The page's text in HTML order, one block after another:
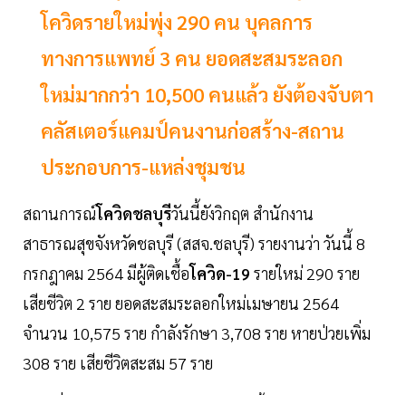
โควิดรายใหม่พุ่ง 290 คน บุคลการ
ทางการแพทย์ 3 คน ยอดสะสมระลอก
ใหม่มากกว่า 10,500 คนแล้ว ยังต้องจับตา
คลัสเตอร์แคมป์คนงานก่อสร้าง-สถาน
ประกอบการ-แหล่งชุมชน
สถานการณ์โควิดชลบุรีวันนี้ยังวิกฤต สำนักงาน
สาธารณสุขจังหวัดชลบุรี (สสจ.ชลบุรี) รายงานว่า วันนี้ 8
กรกฎาคม 2564 มีผู้ติดเชื้อโควิด-19 รายใหม่ 290 ราย
เสียชีวิต 2 ราย ยอดสะสมระลอกใหม่เมษายน 2564
จำนวน 10,575 ราย กำลังรักษา 3,708 ราย หายป่วยเพิ่ม
308 ราย เสียชีวิตสะสม 57 ราย